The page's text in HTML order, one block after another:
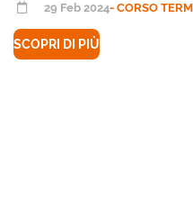
29 Feb 2024- CORSO
SCOPRI DI PIÙ